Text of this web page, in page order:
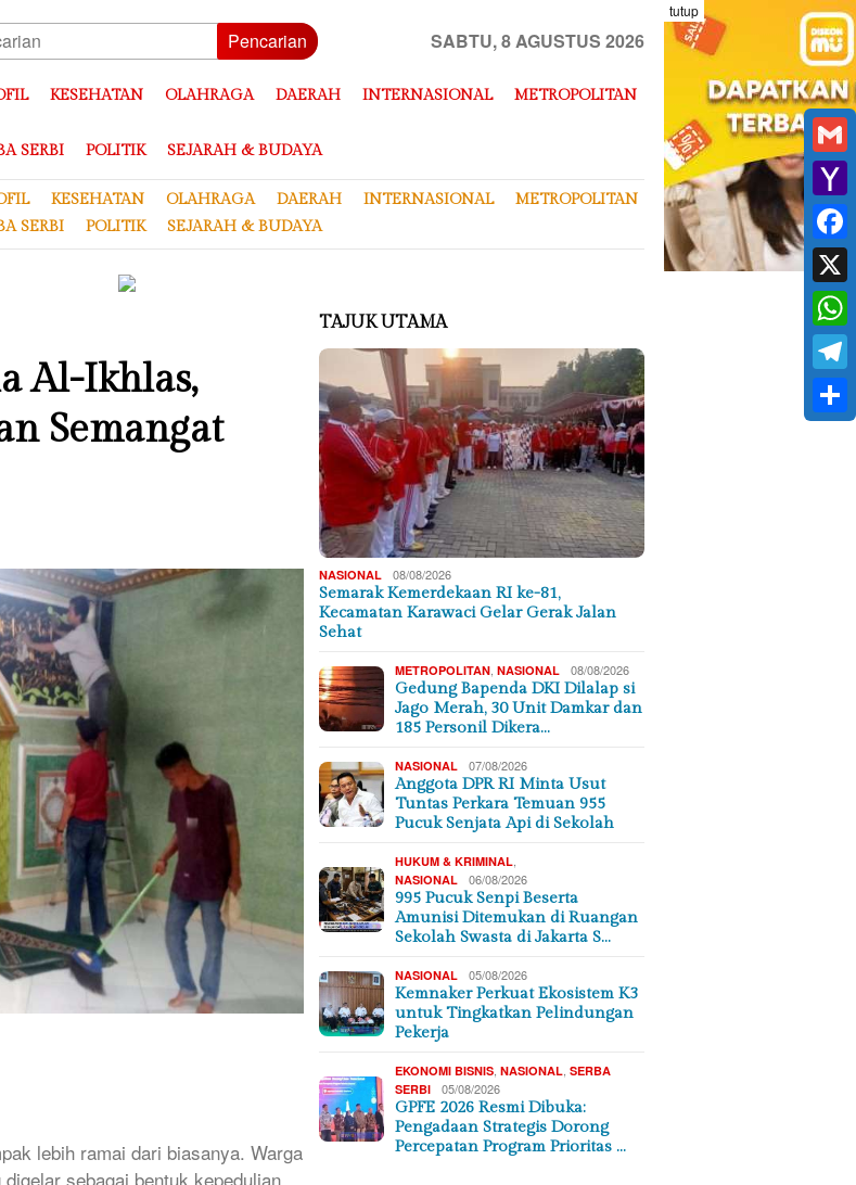
tutup
Pencarian SABTU, 8 AGUSTUS 2026
KESEHATAN OLAHRAGA DAERAH INTERNASIONAL METROPOLITAN
SERBI POLITIK SEJARAH & BUDAYA
KESEHATAN OLAHRAGA DAERAH INTERNASIONAL
METROPOLITAN
SERBI POLITIK SEJARAH & BUDAYA
Al-Ikhlas,
Semangat
lebih ramai dari biasanya. Warga
sebagai bentuk kepedulian
TAJUK UTAMA
NASIONAL 08/08/2026
Semarak Kemerdekaan RI ke-81,
Kecamatan Karawaci Gelar Gerak Jalan
Sehat
METROPOLITAN ,NASIONAL 08/08/2026
Gedung Bapenda DKI Dilalap si
Jago Merah, 30 Unit Damkar dan
185 Personil Dikera…
NASIONAL 07/08/2026
Anggota DPR RI Minta Usut
Tuntas Perkara Temuan 955
Pucuk Senjata Api di Sekolah
HUKUM & KRIMINAL
NASIONAL 06/08/2026
995 Pucuk Senpi Beserta
Amunisi Ditemukan di Ruangan
Sekolah Swasta di Jakarta S…
NASIONAL 05/08/2026
Kemnaker Perkuat Ekosistem K3
untuk Tingkatkan Pelindungan
Pekerja
EKONOMI BISNIS ,NASIONAL ,SERBA
SERBI
05/08/2026
GPFE 2026 Resmi Dibuka:
Pengadaan Strategis Dorong
Percepatan Program Prioritas …
Mail
X